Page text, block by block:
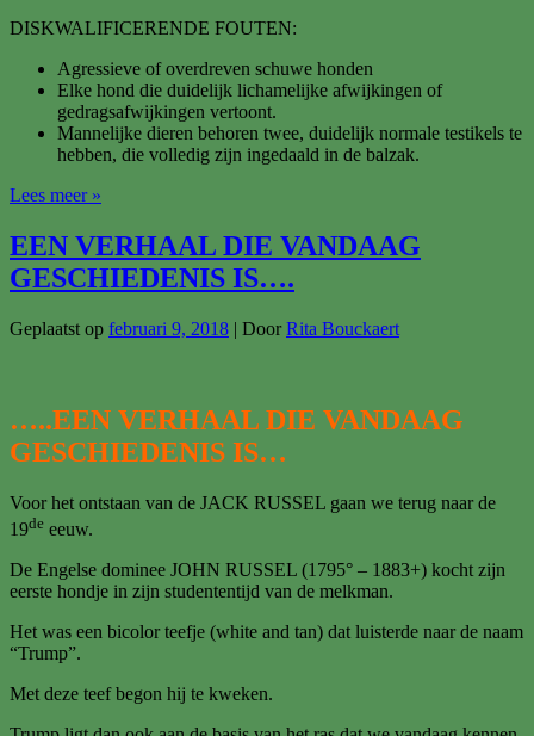
DISKWALIFICERENDE FOUTEN:
Agressieve of overdreven schuwe honden
Elke hond die duidelijk lichamelijke afwijkingen of
gedragsafwijkingen vertoont.
Mannelijke dieren behoren twee, duidelijk normale testikels te
hebben, die volledig zijn ingedaald in de balzak.
Lees meer »
EEN VERHAAL DIE VANDAAG
GESCHIEDENIS IS….
Geplaatst op februari 9, 2018 | DoorRita Bouckaert
…..EEN VERHAAL DIE VANDAAG
GESCHIEDENIS IS…
Voor het ontstaan van de JACK RUSSEL gaan we terug naar de
19de eeuw.
De Engelse dominee JOHN RUSSEL (1795° – 1883+) kocht zijn
eerste hondje in zijn studententijd van de melkman.
Het was een bicolor teefje (white and tan) dat luisterde naar de naam
“Trump”.
Met deze teef begon hij te kweken.